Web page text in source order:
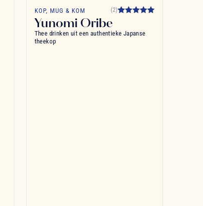
favorite_border
KOP, MUG & KOM (2)
Yunomi Oribe
Thee drinken uit een authentieke Japanse
theekop